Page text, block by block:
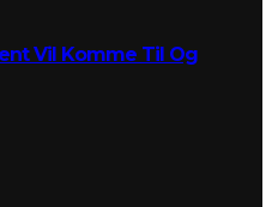
Vil Komme Til Og